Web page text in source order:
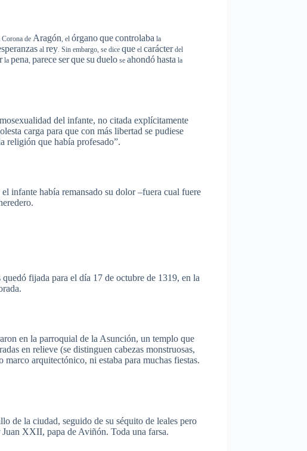
Corona de Aragón, el órganoquecontrolaba la
al rey. Sin embargo, se dice que el carácterdel
la pena, pareceserquesu duelo se ahondóhasta la
del infante, no citada explícitamente
carga para que con más libertad se pudiese
religión que había profesado”.
el infante había remansado su dolor–fuera cual fuere
.
quedó fijada para el día 17 de octubre de 1319, en la
.
en la parroquial de la Asunción, un templo que
en relieve (se distinguen cabezas monstruosas,
marco arquitectónico, ni estaba para muchas fiestas.
de la ciudad, seguido de su séquito de leales pero
Juan XXII, papa de Aviñón. Toda una farsa.